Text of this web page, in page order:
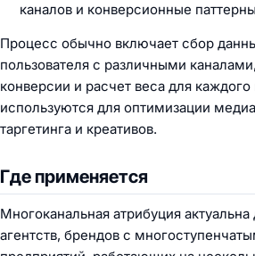
каналов и конверсионные
Процесс обычно включает сбор
пользователя с различными
конверсии и расчет веса для каждого
используются для оптимизации
таргетинга и креативов.
Где применяется
Многоканальная атрибуция
агентств, брендов с